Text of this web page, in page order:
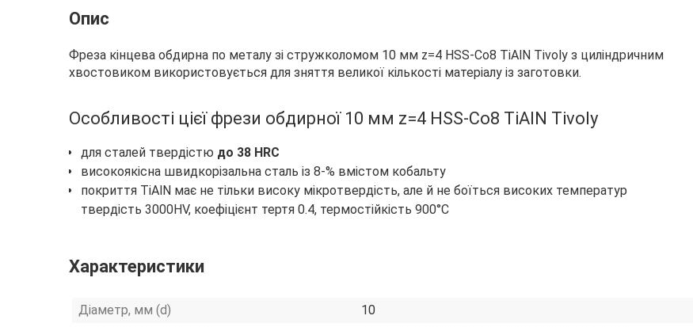
Опис
Фреза кінцева обдирна по металу зі стружколомом 10 мм z=4 HSS-Co8 TiAlN Tivoly з циліндричним
хвостовиком використовується для зняття великої кількості матеріалу із заготовки.
Особливості цієї фрези обдирної 10 мм z=4 HSS-Co8 TiAlN Tivoly
для сталей твердістю до 38 HRC
високоякісна швидкорізальна сталь із 8-% вмістом кобальту
покриття TiAlN має не тільки високу мікротвердість, але й не боїться високих температур
твердість 3000HV, коефіцієнт тертя 0.4, термостійкість 900°C
Характеристики
Діаметр, мм (d)
10